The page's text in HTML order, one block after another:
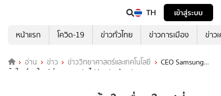
TH
เข้าสู่ระบบ
หน้าแรก
โควิด-19 ข่าวทั่วไทย ข่าวการเมือง ข่าว
อ่าน ข่าว ข่าววิทยาศาสตร์และเทคโนโลยี
CEO Samsung
สิ้นใจ เรื่องใหญ่ที่ CEO คนถัดไปต้องรับศึกหนัก